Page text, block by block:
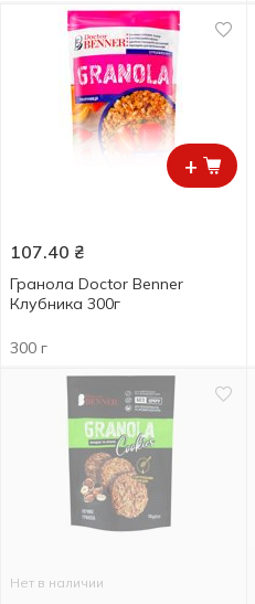
+
107.40 ₴
Гранола Doctor Benner
Клубника 300г
300 г
Нет в наличии